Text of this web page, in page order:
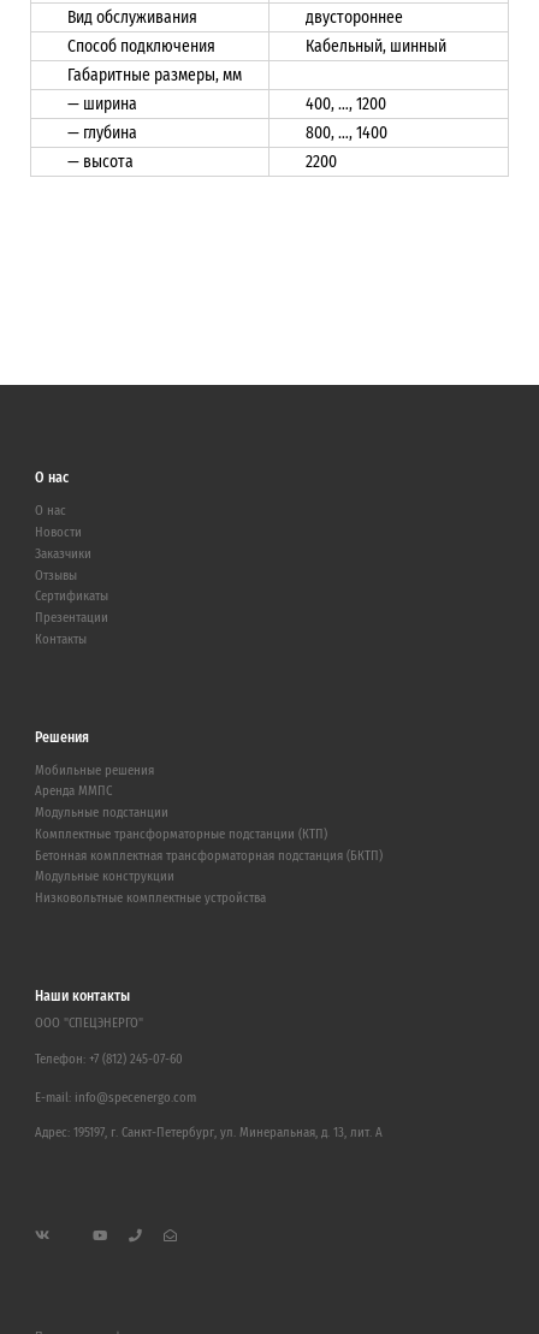
Вид обслуживания
двустороннее
Способ подключения
Кабельный, шинный
Габаритные размеры, мм
— ширина
400, …, 1200
— глубина
800, …, 1400
— высота
2200
О нас
О нас
Новости
Заказчики
Отзывы
Сертификаты
Презентации
Контакты
Решения
Мобильные решения
Аренда ММПС
Модульные подстанции
Комплектные трансформаторные подстанции (КТП)
Бетонная комплектная трансформаторная подстанция (БКТП)
Модульные конструкции
Низковольтные комплектные устройства
Наши контакты
ООО "СПЕЦЭНЕРГО"
Телефон: +7 (812) 245-07-60
E-mail: info@specenergo.com
Адрес: 195197, г. Санкт-Петербург, ул. Минеральная, д. 13, лит. А